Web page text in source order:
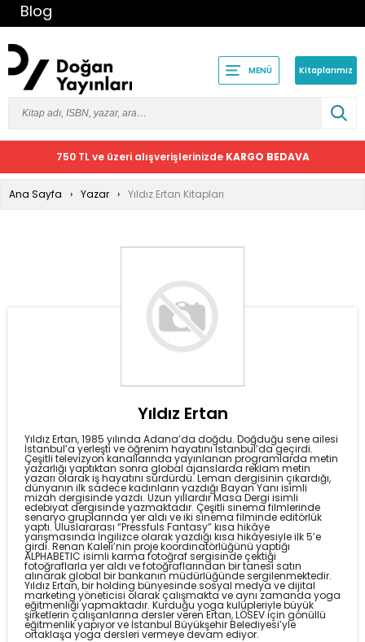
Blog
MENÜ Kitaplarımız
750 TL ve üzeri alışverişlerinizde KARGO BEDAVA
Ana Sayfa Yazar Yıldız Ertan Kitapları
Yıldız Ertan
Yıldız Ertan, 1985 yılında Adana’da doğdu. Doğduğu sene ailesi
İstanbul’a yerleşti ve öğrenim hayatını İstanbul’da geçirdi.
Çeşitli televizyon kanallarında yayınlanan programlarda metin
yazarlığı yaptıktan sonra global ajanslarda reklam metin
yazarı olarak iş hayatını sürdürdü. Leman dergisinin çıkardığı,
dünyanın ilk sadece kadınların yazdığı Bayan Yanı isimli
mizah dergisinde yazdı. Uzun yıllardır Masa Dergi isimli
edebiyat dergisinde yazmaktadır. Çeşitli sinema filmlerinde
senaryo gruplarında yer aldı ve iki sinema filminde editörlük
yaptı. Uluslararası “Pressfuls Fantasy” kısa hikâye
yarışmasında İngilizce olarak yazdığı kısa hikâyesiyle ilk 5’e
girdi. Renan Kaleli’nin proje koordinatörlüğünü yaptığı
ALPHABETIC isimli karma fotoğraf sergisinde çektiği
fotoğraflarla yer aldı ve fotoğraflarından bir tanesi satın
alınarak global bir bankanın müdürlüğünde sergilenmektedir.
Yıldız Ertan, bir holding bünyesinde sosyal medya ve dijital
marketing yöneticisi olarak çalışmakta ve aynı zamanda yoga
eğitmenliği yapmaktadır. Kurduğu yoga kulüpleriyle büyük
şirketlerin çalışanlarına dersler veren Ertan, LÖSEV için gönüllü
eğitmenlik yapıyor ve İstanbul Büyükşehir Belediyesi’yle
ortaklaşa yoga dersleri vermeye devam ediyor.